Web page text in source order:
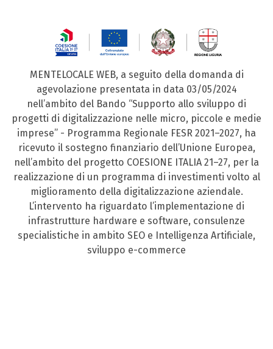
MENTELOCALE WEB, a seguito della domanda di
agevolazione presentata in data 03/05/2024
nell’ambito del Bando “Supporto allo sviluppo di
progetti di digitalizzazione nelle micro, piccole e medie
imprese” - Programma Regionale FESR 2021–2027, ha
ricevuto il sostegno finanziario dell’Unione Europea,
nell’ambito del progetto COESIONE ITALIA 21–27, per la
realizzazione di un programma di investimenti volto al
miglioramento della digitalizzazione aziendale.
L’intervento ha riguardato l’implementazione di
infrastrutture hardware e software, consulenze
specialistiche in ambito SEO e Intelligenza Artificiale,
sviluppo e-commerce